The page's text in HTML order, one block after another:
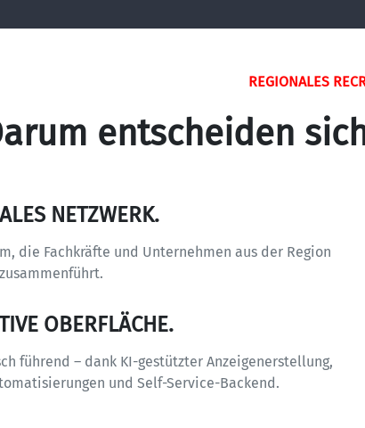
REGIONALES
entscheiden
NETZWERK.
die Fachkräfte und Unternehmen aus der Region
OBERFLÄCHE.
führend – dank KI-gestützter Anzeigenerstellung,
und Self-Service-Backend.